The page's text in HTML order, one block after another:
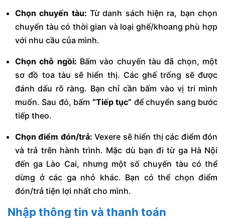
Chọn chuyến tàu: Từ danh sách hiện ra, bạn chọn
chuyến tàu có thời gian và loại ghế/khoang phù hợp
với nhu cầu của mình.
Chọn chỗ ngồi: Bấm vào chuyến tàu đã chọn, một
sơ đồ toa tàu sẽ hiển thị. Các ghế trống sẽ được
đánh dấu rõ ràng. Bạn chỉ cần bấm vào vị trí mình
muốn. Sau đó, bấm “Tiếp tục” để chuyển sang bước
tiếp theo.
Chọn điểm đón/trả: Vexere sẽ hiển thị các điểm đón
và trả trên hành trình. Mặc dù bạn đi từ ga Hà Nội
đến ga Lào Cai, nhưng một số chuyến tàu có thể
dừng ở các ga nhỏ khác. Bạn có thể chọn điểm
đón/trả tiện lợi nhất cho mình.
Nhập thông tin và thanh toán